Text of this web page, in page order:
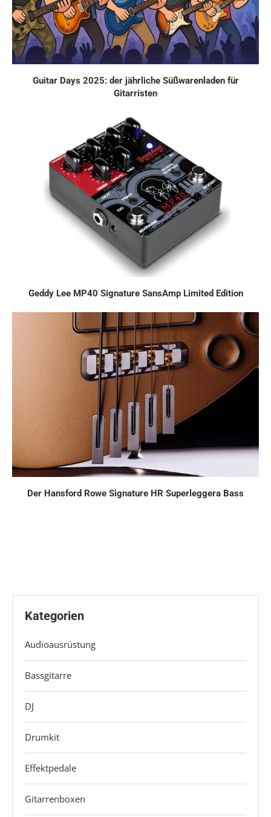
Guitar Days 2025: der jährliche Süßwarenladen für
Gitarristen
Geddy Lee MP40 Signature SansAmp Limited Edition
Der Hansford Rowe Signature HR Superleggera Bass
Kategorien
Audioausrüstung
Bassgitarre
DJ
Drumkit
Effektpedale
Gitarrenboxen